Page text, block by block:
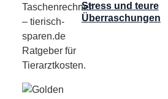
Stress und teure
Überraschungen